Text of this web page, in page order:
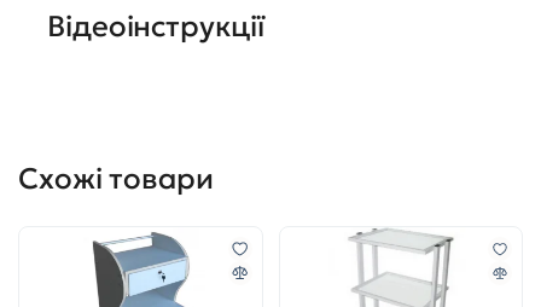
Відеоінструкції
Схожі товари